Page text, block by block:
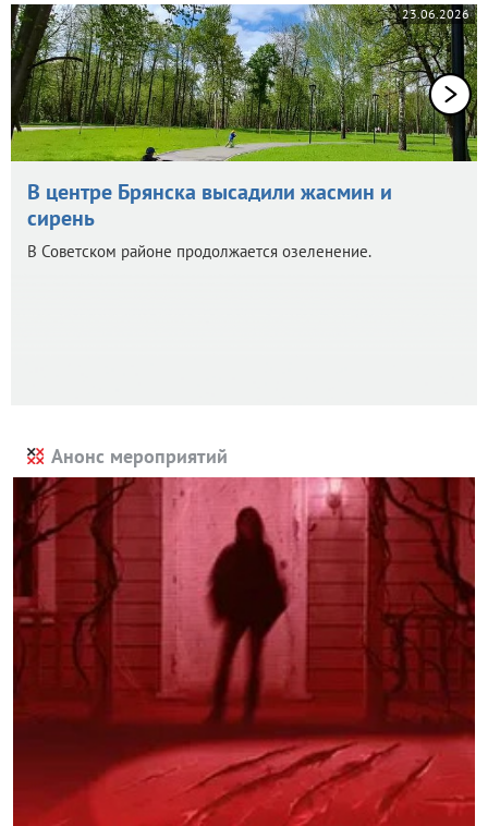
23.06.2026
В центре Брянска высадили жасмин и
сирень
В Советском районе продолжается озеленение.
Анонс мероприятий